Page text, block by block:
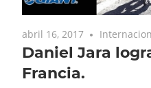
abril 16, 2017
Daniel Jara
Francia.